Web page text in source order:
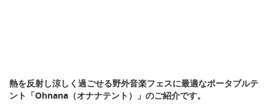
熱を反射し涼しく過ごせる野外音楽フェスに最適なポータブルテ
ント「Ohnana（オナナテント）」のご紹介です。